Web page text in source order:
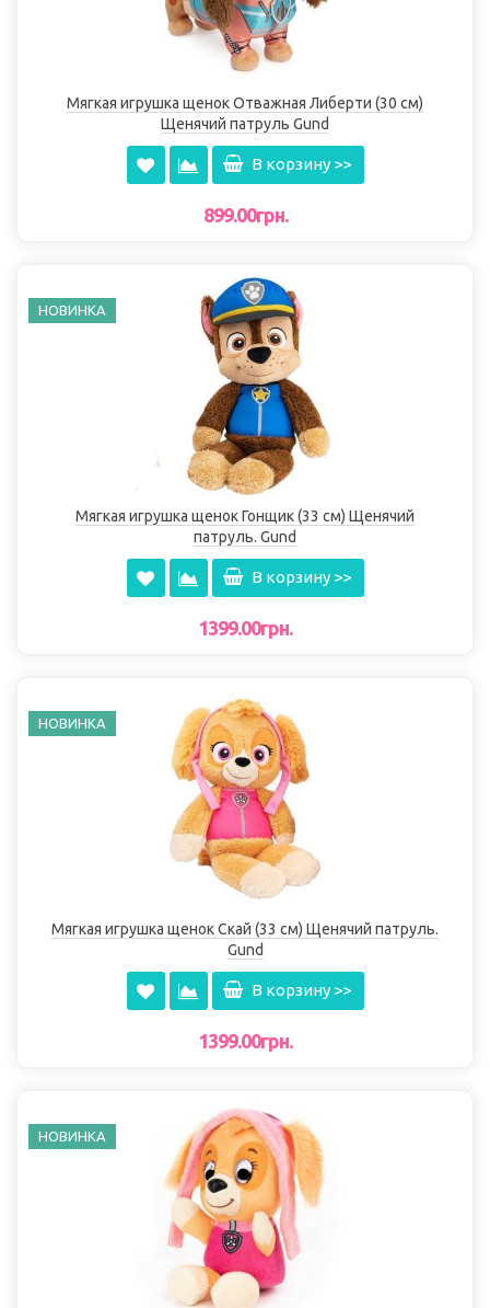
Мягкая игрушка щенок Отважная Либерти (30 см)
Щенячий патруль Gund
В корзину >>
899.00грн.
НОВИНКА
Мягкая игрушка щенок Гонщик (33 см) Щенячий
патруль. Gund
В корзину >>
1399.00грн.
НОВИНКА
Мягкая игрушка щенок Скай (33 см) Щенячий патруль.
Gund
В корзину >>
1399.00грн.
НОВИНКА